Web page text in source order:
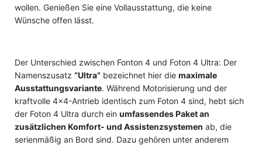
wollen. Genießen Sie eine Vollausstattung, die keine
Wünsche offen lässt.
Der Unterschied zwischen Fonton 4 und Foton 4 Ultra: Der
Namenszusatz “Ultra” bezeichnet hier die maximale
Ausstattungsvariante. Während Motorisierung und der
kraftvolle 4×4-Antrieb identisch zum Foton 4 sind, hebt sich
der Foton 4 Ultra durch ein umfassendes Paket an
zusätzlichen Komfort- und Assistenzsystemen ab, die
serienmäßig an Bord sind. Dazu gehören unter anderem